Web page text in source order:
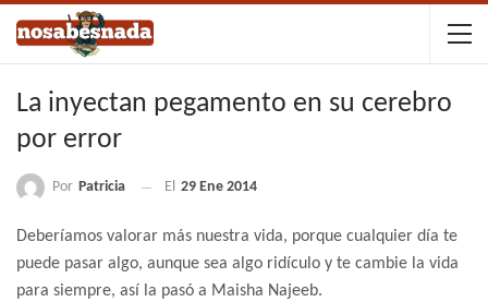
La inyectan pegamento en su cerebro
por error
Por Patricia El 29 Ene 2014
Deberíamos valorar más nuestra vida, porque cualquier día te
puede pasar algo, aunque sea algo ridículo y te cambie la vida
para siempre, así la pasó a Maisha Najeeb.